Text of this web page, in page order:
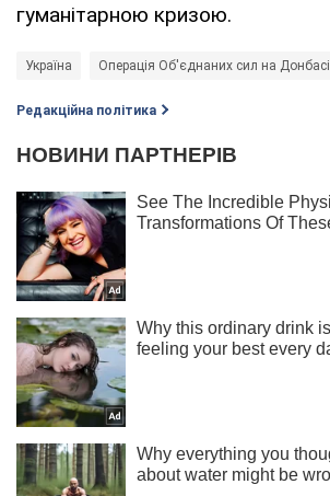
гуманітарною кризою.
Україна Операція Об'єднаних сил на Донбасі
Редакційна політика